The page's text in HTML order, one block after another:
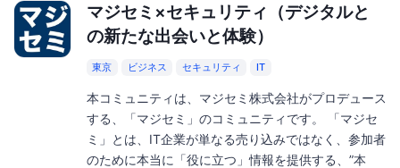
マジセミ×セキュリティ（デジタルと
の新たな出会いと体験）
東京 ビジネス セキュリティ IT
本コミュニティは、マジセミ株式会社がプロデュース
する、「マジセミ」のコミュニティです。 「マジセ
ミ」とは、IT企業が単なる売り込みではなく、参加者
のために本当に「役に立つ」情報を提供する、”本